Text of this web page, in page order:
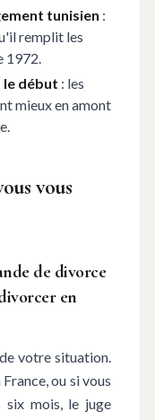
tunisien :
remplit les
1972.
le début : les
mieux en amont
vous
de divorce
en
votre situation.
ou si vous
six mois, le juge